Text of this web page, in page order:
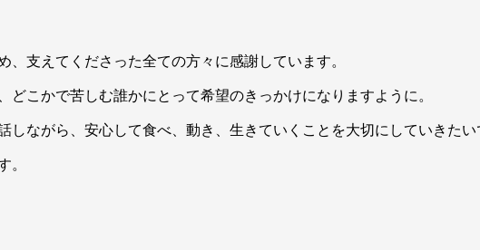
、支えてくださった全ての方々に感謝しています。
どこかで苦しむ誰かにとって希望のきっかけになりますように。
しながら、安心して食べ、動き、生きていくことを大切にしていきたい
。